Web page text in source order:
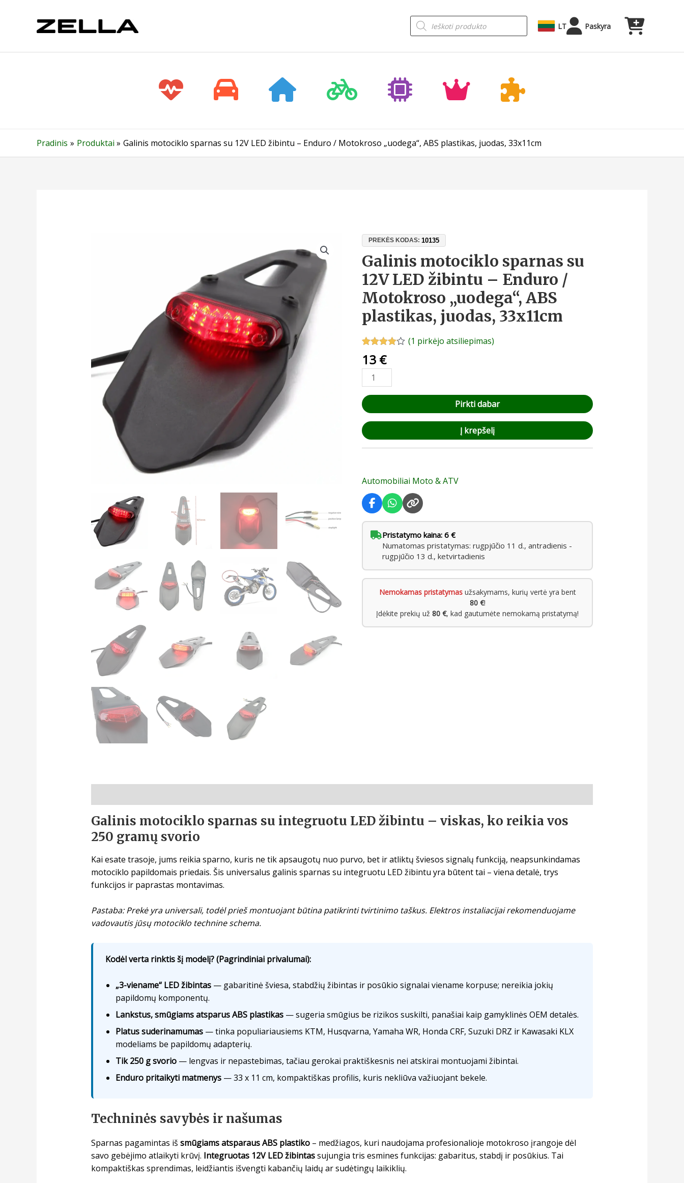
Products
search LT Paskyra
Pradinis Produktai Galinis motociklo sparnas su 12V LED žibintu – Enduro / Motokroso „uodega“, ABS plastikas, juodas, 33x11cm
PREKĖS KODAS:10135
Galinis motociklo sparnas su
12V LED žibintu – Enduro /
Motokroso „uodega“, ABS
plastikas, juodas, 33x11cm
4.00 iš 5
(viso
įvertinimų:
)
(1 pirkėjo atsiliepimas)
13 €
produkto
kiekis:
Galinis
motociklo
sparnas
su
12V
LED
žibintu
–
Enduro
„uodega“,
ABS
plastikas,
juodas,
Pirkti dabar
Į krepšelį
Automobiliai Moto & ATV
Pristatymo kaina: 6 €
Numatomas pristatymas: rugpjūčio 11 d., antradienis -
rugpjūčio 13 d., ketvirtadienis
Nemokamas pristatymasužsakymams, kurių vertė yra bent
80 €!
Įdėkite prekių už80 €, kad gautumėte nemokamą pristatymą!
Galinis motociklo sparnas su integruotu LED žibintu – viskas, ko reikia vos
250 gramų svorio
Kai esate trasoje, jums reikia sparno, kuris ne tik apsaugotų nuo purvo, bet ir atliktų šviesos signalų funkciją, neapsunkindamas
motociklo papildomais priedais. Šis universalus galinis sparnas su integruotu LED žibintu yra būtent tai – viena detalė, trys
funkcijos ir paprastas montavimas.
Pastaba: Prekė yra universali, todėl prieš montuojant būtina patikrinti tvirtinimo taškus. Elektros instaliacijai rekomenduojame
vadovautis jūsų motociklo technine schema.
Kodėl verta rinktis šį modelį? (Pagrindiniai privalumai):
„3-viename“ LED žibintas— gabaritinė šviesa, stabdžių žibintas ir posūkio signalai viename korpuse; nereikia jokių
papildomų komponentų.
Lankstus, smūgiams atsparus ABS plastikas— sugeria smūgius be rizikos suskilti, panašiai kaip gamyklinės OEM detalės.
Platus suderinamumas— tinka populiariausiems KTM, Husqvarna, Yamaha WR, Honda CRF, Suzuki DRZ ir Kawasaki KLX
modeliams be papildomų adapterių.
Tik 250 g svorio— lengvas ir nepastebimas, tačiau gerokai praktiškesnis nei atskirai montuojami žibintai.
Enduro pritaikyti matmenys— 33 x 11 cm, kompaktiškas profilis, kuris nekliūva važiuojant bekele.
Techninės savybės ir našumas
Sparnas pagamintas iš smūgiams atsparaus ABS plastiko– medžiagos, kuri naudojama profesionalioje motokroso įrangoje dėl
savo gebėjimo atlaikyti krūvį. Integruotas 12V LED žibintassujungia tris esmines funkcijas: gabaritus, stabdį ir posūkius. Tai
kompaktiškas sprendimas, leidžiantis išvengti kabančių laidų ar sudėtingų laikiklių.